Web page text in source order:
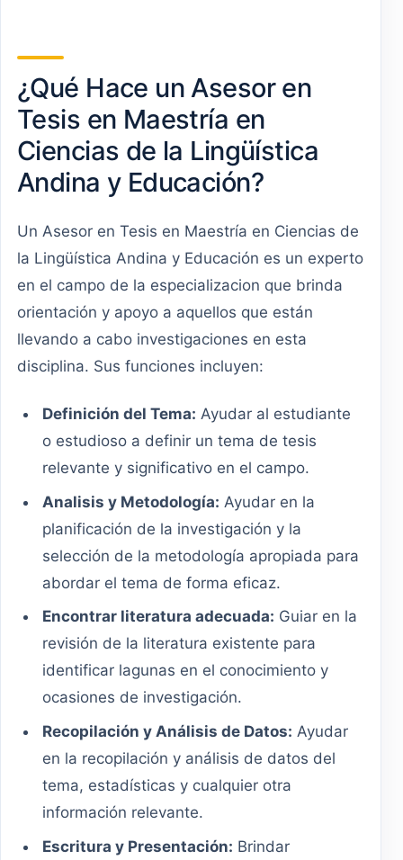
¿Qué Hace un Asesor en
Tesis en Maestría en
Ciencias de la Lingüística
Andina y Educación?
Un Asesor en Tesis en Maestría en Ciencias de
la Lingüística Andina y Educación es un experto
en el campo de la especializacion que brinda
orientación y apoyo a aquellos que están
llevando a cabo investigaciones en esta
disciplina. Sus funciones incluyen:
Definición del Tema: Ayudar al estudiante
o estudioso a definir un tema de tesis
relevante y significativo en el campo.
Analisis y Metodología: Ayudar en la
planificación de la investigación y la
selección de la metodología apropiada para
abordar el tema de forma eficaz.
Encontrar literatura adecuada: Guiar en la
revisión de la literatura existente para
identificar lagunas en el conocimiento y
ocasiones de investigación.
Recopilación y Análisis de Datos: Ayudar
en la recopilación y análisis de datos del
tema, estadísticas y cualquier otra
información relevante.
Escritura y Presentación: Brindar